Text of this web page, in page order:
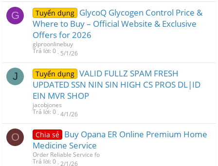
G Tuyển dụng GlycoQ Glycogen Control Price &
Where to Buy – Official Website & Exclusive
Offers for 2026
glproonlinebuy
Trả lời 0 5/1/26
J Tuyển dụng VALID FULLZ SPAM FRESH
UPDATED SSN NIN SIN HIGH CS PROS DL|ID
EIN MVR SHOP
jacobjones
Trả lời 0 4/1/26
O Chia sẻ Buy Opana ER Online Premium Home
Medicine Service
Order Reliable Service fo
Trả lời 0 2/1/26